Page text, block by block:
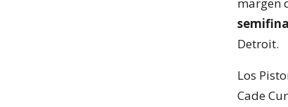
Detroit.
Los
Cade